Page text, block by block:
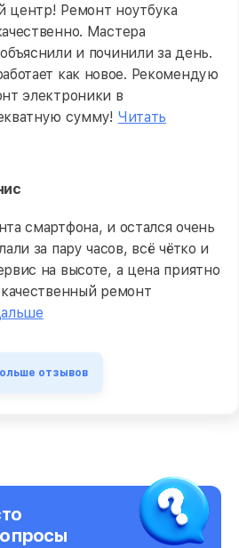
центр! Ремонт ноутбука
Мастера
и починили за день.
как новое. Рекомендую
электроники в
сумму! Читать
смартфона, и остался очень
за пару часов, всё чётко и
на высоте, а цена приятно
ремонт
отзывов